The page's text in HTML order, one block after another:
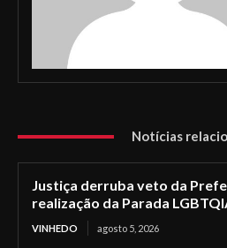
Notícias
Justiça derruba veto da
realização da Parada
VINHEDO agosto 5, 2026